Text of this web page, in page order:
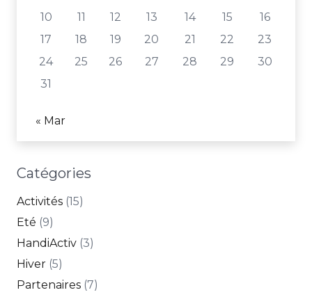
10
11 12 13 14 15
16
17
18 19 20 21 22
23
24
25 26 27 28 29
30
31
« Mar
Catégories
Activités (15)
Eté (9)
HandiActiv (3)
Hiver (5)
Partenaires (7)